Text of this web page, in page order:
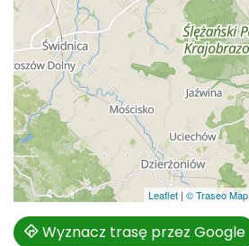
Leaflet | © Traseo Map
Wyznacz trasę przez Google